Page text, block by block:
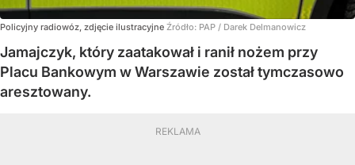
Policyjny radiowóz, zdjęcie ilustracyjne Źródło: PAP / Darek Delmanowicz
Jamajczyk, który zaatakował i ranił nożem przy
Placu Bankowym w Warszawie został tymczasowo
aresztowany.